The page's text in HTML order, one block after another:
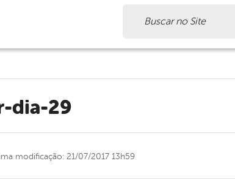
dia-29
modificação: 21/07/2017 13h59